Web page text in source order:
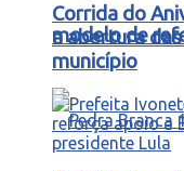
modelo de
Corrida do
a abertura
município